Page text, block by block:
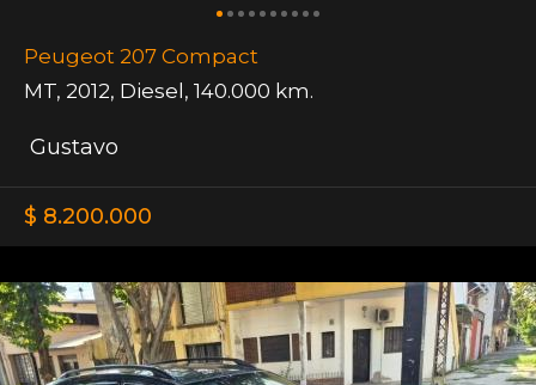
Peugeot 207 Compact
MT, 2012, Diesel, 140.000 km.
Gustavo
$ 8.200.000